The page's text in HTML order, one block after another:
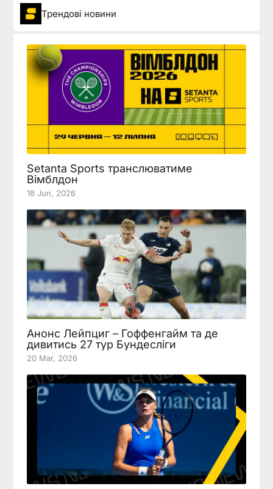
Трендові новини
Setanta Sports транслюватиме
Вімблдон
18 Jun, 2026
Анонс Лейпциг – Гоффенгайм та де
дивитись 27 тур Бундесліги
20 Mar, 2026